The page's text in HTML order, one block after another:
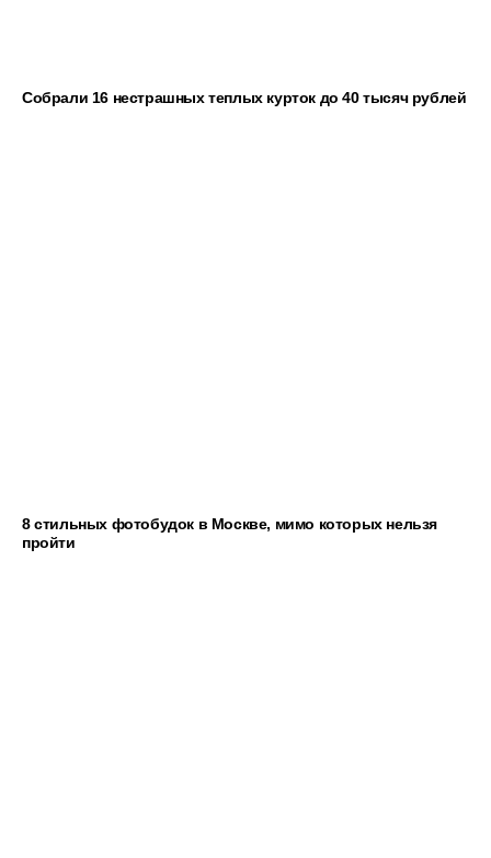
Собрали 16 нестрашных теплых курток до 40 тысяч рублей
8 стильных фотобудок в Москве, мимо которых нельзя
пройти